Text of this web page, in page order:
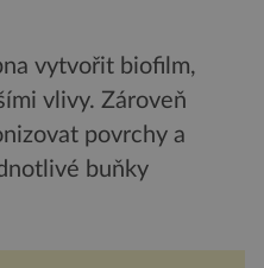
vytvořit biofilm,
vlivy. Zároveň
povrchy a
buňky